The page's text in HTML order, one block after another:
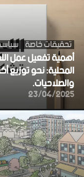
تحقيقات خاصة
أهمية تفعيل عمل
المحلية: نحو توزيع
والصلاحيات.
23/04/2025